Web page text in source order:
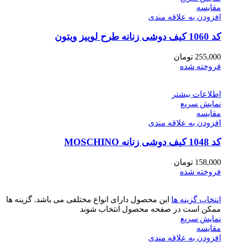
مقايسه
افزودن به علاقه مندی
کد 1060 کیف دوشی زنانه طرح لوییز ویتون
255,000 تومان
فروخته شده
اطلاعات بیشتر
نمایش سریع
مقايسه
افزودن به علاقه مندی
کد 1048 کیف دوشی زنانه MOSCHINO
158,000 تومان
فروخته شده
انتخاب گزینه ها این محصول دارای انواع مختلفی می باشد. گزینه ها
ممکن است در صفحه محصول انتخاب شوند
نمایش سریع
مقايسه
افزودن به علاقه مندی